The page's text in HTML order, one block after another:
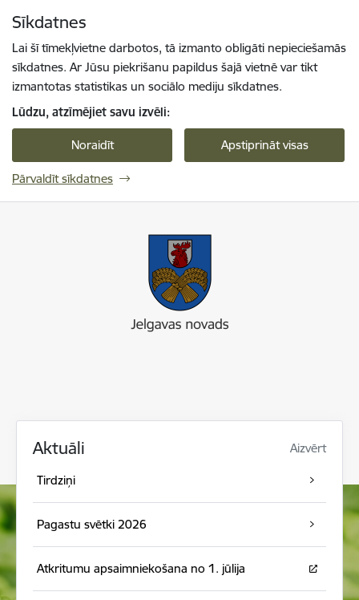
Sīkdatnes
Lai šī tīmekļvietne darbotos, tā izmanto obligāti nepieciešamās
sīkdatnes. Ar Jūsu piekrišanu papildus šajā vietnē var tikt
izmantotas statistikas un sociālo mediju sīkdatnes.
Lūdzu, atzīmējiet savu izvēli:
Noraidīt Apstiprināt visas
Pārvaldīt sīkdatnes
Aktuāli Aizvērt
Tirdziņi
Pagastu svētki 2026
Atkritumu apsaimniekošana no 1. jūlija